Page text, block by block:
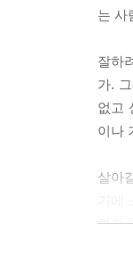
는 사
잘하
가.
없고
이나
살아
렇지